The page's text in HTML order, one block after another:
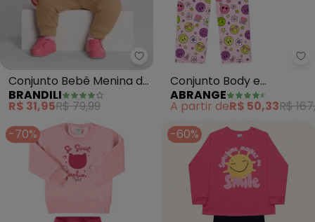
Brandili - Conjunto Bebê
Conjunto Bebê Menina de
Ursinho (Rosa)
BRANDILI
R$ 31,95R$ 79,99
Conjunto Body e
Jardineira Neon Baby
(Rosa)
ABRANGE
A partir deR$ 50,33R$
-70%
-60%